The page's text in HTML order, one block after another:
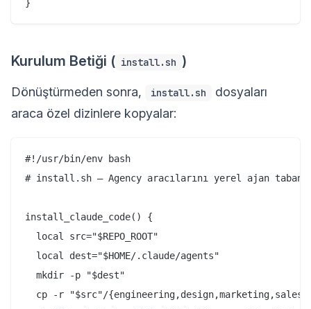
Kurulum Betiği ( install.sh )
Dönüştürmeden sonra, install.sh
dosyaları
araca özel dizinlere kopyalar:
#!/usr/bin/env bash
# install.sh — Agency aracılarını yerel ajan
install_claude_code() {
  local src="$REPO_ROOT"
  local dest="$HOME/.claude/agents"
  mkdir -p "$dest"
cp -r "$src"/